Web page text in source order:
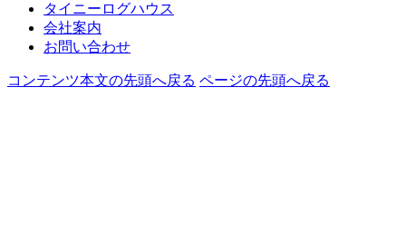
タイニーログハウス
会社案内
お問い合わせ
コンテンツ本文の先頭へ戻る ページの先頭へ戻る